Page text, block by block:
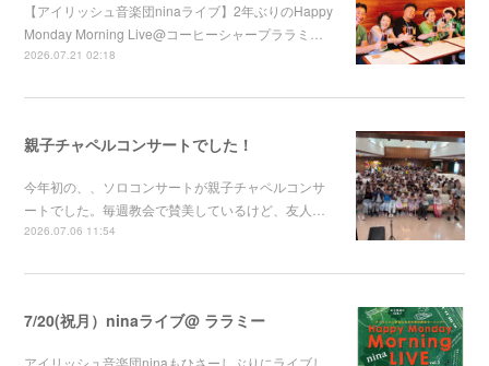
【アイリッシュ音楽団ninaライブ】2年ぶりのHappy
Monday Morning Live@コーヒーシャープララミ…
2026.07.21 02:18
親子チャペルコンサートでした！
今年初の、、ソロコンサートが親子チャペルコンサ
ートでした。毎週教会で賛美しているけど、友人…
2026.07.06 11:54
7/20(祝月）ninaライブ@ ララミー